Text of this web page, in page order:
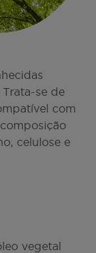
se de
com
celulose e
vegetal